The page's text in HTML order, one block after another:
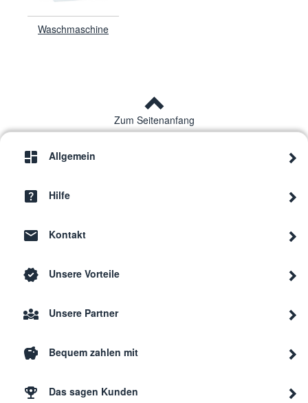
Waschmaschine
Zum Seitenanfang
Allgemein
Hilfe
Kontakt
Unsere Vorteile
Unsere Partner
Bequem zahlen mit
Das sagen Kunden